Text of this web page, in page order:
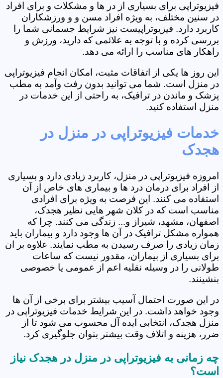
فیزیوتراپی برای بسیاری از در ها و مشکلات و برای افراد
در سنین مختلف، به ویژه افراد مسن و و ورزشکاران
کاربرد دارد. فیزیوتراپیست نیز شرایط جسمانی شما را
بررسی کرده و با توجه به علائمی که دارید، ورزش و
راهکار های مناسب را ارائه می دهد.
این روز ها یکی از اتفاقات مثبت، امکان انجام فیزیوتراپی
در منزل است. شما می توانید بدون رفت وآمد به مطب
پزشک و ماندن در ترافیک، به راحتی از این خدمات در
منزل استفاده کنید.
خدمات فیزیوتراپی در منزل در
هجدک
امروزه فیزیوتراپی در منزل، کاربرد زیادی دارد و بسیاری
از افراد برای درمان درد ها و بیماری های خاص از آن
استفاده می کنند. این فرصت به ویژه برای افرادی
مناسب است که در کلان شهر هایی نظیر هجدک،
اصفهان، مشهد، شیراز و... زندگی می کنند. چرا که
همواره مشکل ترافیک در آن ها وجود دارد و بیماران باید
زمان زیادی را صرف رسیدن به مطب نمایند. علاوه بر ان
برای بسیاری از بیماران، مقدور نیست که ساعات
طولانی را در وسیله نقلیه اعم از عمومی یا خصوصی
بنشینند.
در این صورت احتمال آسیب بیشتر برای برخی از آن ها
وجود خواهد داشت. در این شرایط خدمات فیزیوتراپی در
منزل هجدک، انتخابی ایده آل محسوب می شود تا از
ضرر، هزینه و اتلاف وقت بیشتر بتوان جلوگیری کرد.
چه زمانی به فیزیوتراپی در منزل در هجدک نیاز
است؟